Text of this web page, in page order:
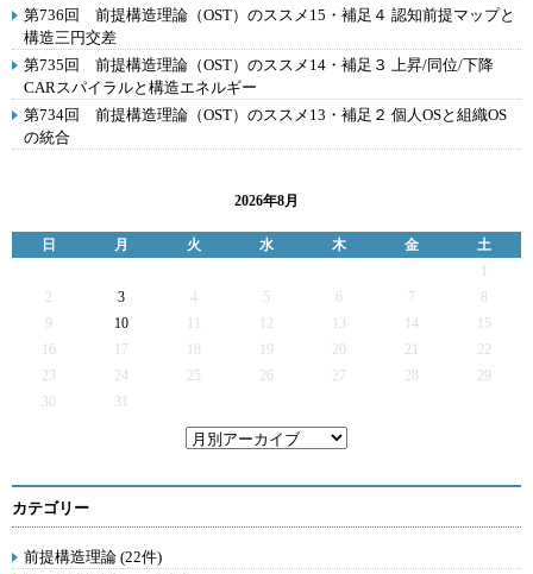
第736回 前提構造理論（OST）のススメ15・補足４ 認知前提マップと
構造三円交差
第735回 前提構造理論（OST）のススメ14・補足３ 上昇/同位/下降
CARスパイラルと構造エネルギー
第734回 前提構造理論（OST）のススメ13・補足２ 個人OSと組織OS
の統合
2026年8月
日 月 火 水 木 金
土
2
3 4 5 6 7
9
10 12 13 14
15
16
17 19 20 21
22
23
24 25 26 27 28
29
30
31
カテゴリー
前提構造理論 (22件)